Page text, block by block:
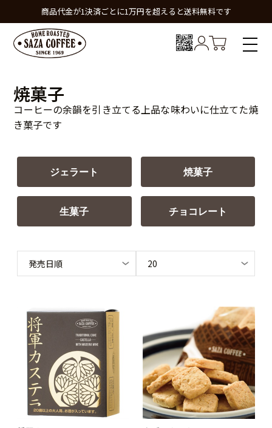
商品代金が1決済ごとに1万円を超えると送料無料です
焼菓子
コーヒーの余韻を引き立てる上品な味わいに仕立てた焼
き菓子です
ジェラート 焼菓子
生菓子 チョコレート